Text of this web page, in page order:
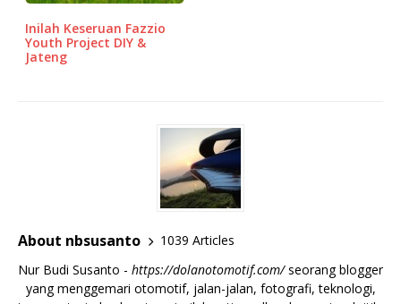
Inilah Keseruan Fazzio
Youth Project DIY &
Jateng
About nbsusanto
1039 Articles
Nur Budi Susanto - https://dolanotomotif.com/seorang blogger
yang menggemari otomotif, jalan-jalan, fotografi, teknologi,